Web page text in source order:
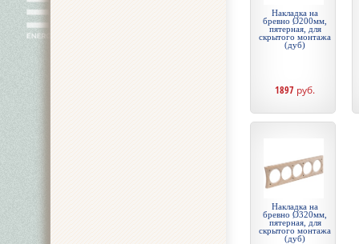
Накладка на
бревно Ø200мм,
пятерная, для
скрытого монтажа
(дуб)
1897 руб.
Накладка на
бревно Ø320мм,
пятерная, для
скрытого монтажа
(дуб)